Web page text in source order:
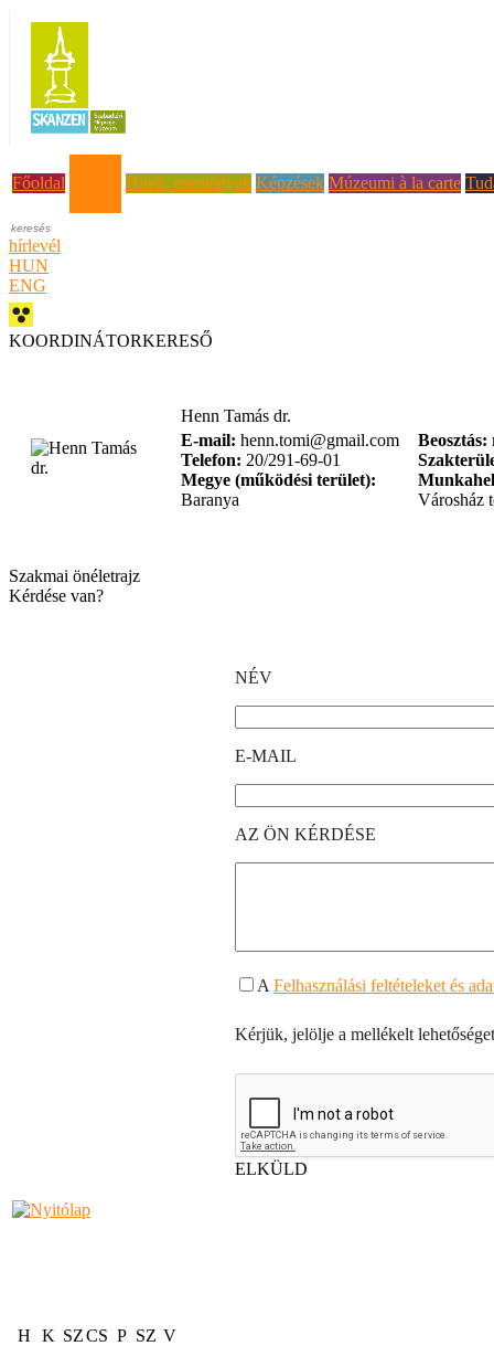
Főoldal
Hírek, események Képzések Múzeumi à la carte
hírlevél
HUN
ENG
KOORDINÁTORKERESŐ
Henn Tamás dr.
E-mail: henn.tomi@gmail.com
Telefon: 20/291-69-01
Megye (működési terület):
Baranya
Beosztás:
Városház
Szakmai önéletrajz
Kérdése van?
NÉV
E-MAIL
AZ ÖN KÉRDÉSE
A Felhasználási feltételeket és
Kérjük, jelölje a mellékelt
ELKÜLD
H K SZCS P SZ V